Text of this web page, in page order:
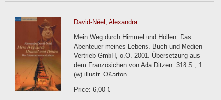
David-Néel, Alexandra:
Mein Weg durch Himmel und Höllen. Das
Abenteuer meines Lebens. Buch und Medien
Vertrieb GmbH, o.O. 2001. Übersetzung aus
dem Französichen von Ada Ditzen. 318 S., 1
(w) illustr. OKarton.
Price: 6,00 €